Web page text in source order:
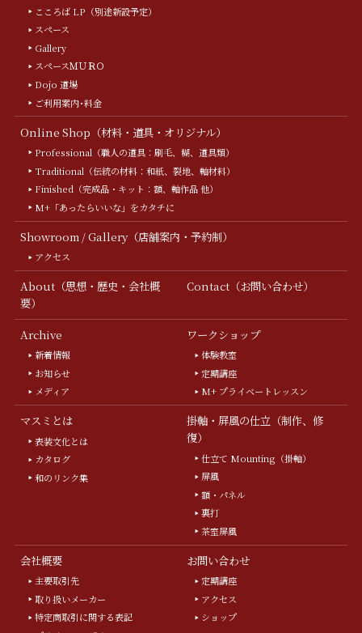
こころば LP（別途新設予定）
スペース
Gallery
スペースＭＵＲＯ
Dojo 道場
ご利用案内･料金
Online Shop（材料・道具・オリジナル）
Professional（職人の道具：刷毛、糊、道具類）
Traditional（伝統の材料：和紙、裂地、軸材料）
Finished（完成品・キット：額、軸作品 他）
M+「あったらいいな」をカタチに
Showroom / Gallery（店舗案内・予約制）
アクセス
About（思想・歴史・会社概
要）
Contact（お問い合わせ）
Archive
新着情報
お知らせ
メディア
ワークショップ
体験教室
定期講座
M+ プライベートレッスン
マスミとは
表装文化とは
カタログ
和のリンク集
掛軸・屏風の仕立（制作、修
復）
仕立て Mounting（掛軸）
屏風
額・パネル
裏打
茶室屏風
会社概要
主要取引先
取り扱いメーカー
特定商取引に関する表記
お問い合わせ
定期講座
アクセス
ショップ